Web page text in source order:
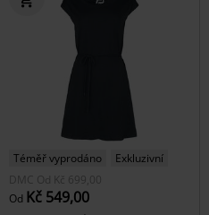
Téměř vyprodáno
Exkluzivní
DMC Od Kč 699,00
Od Kč 549,00